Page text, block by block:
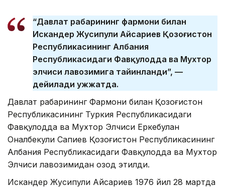
“Давлат раҳбарининг фармони билан
Искандер Жусипули Айсариев Қозоғистон
Республикасининг Албания
Республикасидаги Фавқулодда ва Мухтор
элчиси лавозимига тайинланди”, —
дейилади ҳужжатда.
Давлат раҳбарининг Фармони билан Қозоғистон
Республикасининг Туркия Республикасидаги
Фавқулодда ва Мухтор Элчиси Еркебулан
Оналбекули Сапиев Қозоғистон Республикасининг
Албания Республикасидаги Фавқулодда ва Мухтор
Элчиси лавозимидан озод этилди.
Искандер Жусипули Айсариев 1976 йил 28 мартда